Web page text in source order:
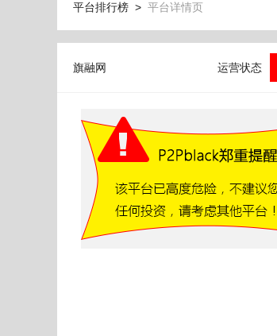
平台排行榜 > 平台详情页
旗融网 运营状态